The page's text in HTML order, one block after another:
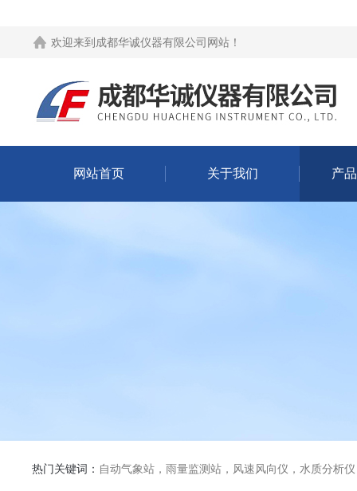
欢迎来到 成都华诚仪器有限公司网站 ！
网站首页 关于我们 产
热门关键词： 自动气象站，雨量监测站，风速风向仪，水质分析